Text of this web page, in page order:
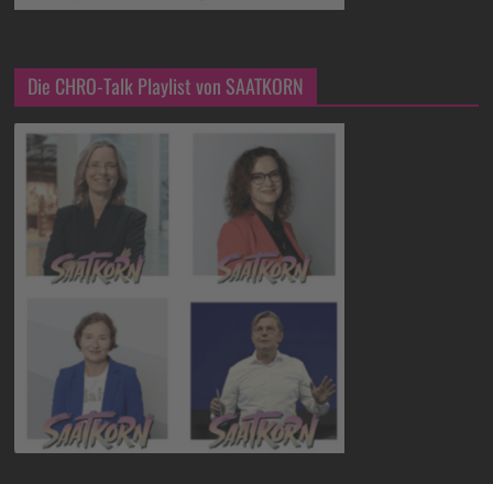
Die CHRO-Talk Playlist von SAATKORN